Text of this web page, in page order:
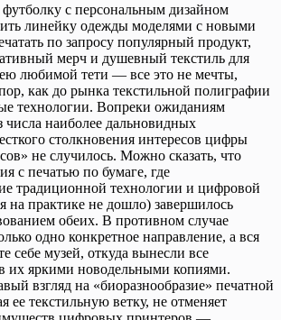
с персональным дизайном
линейку одежды моделями с новыми
по запросу популярный продукт,
мерч и душевный текстиль для
любимой тети — все это не мечты,
как до рынка текстильной полиграфии
технологии. Вопреки ожиданиям
числа наиболее дальновидных
столкновения интересов цифры
не случилось. Можно сказать, что
с печатью по бумаге, где
традиционной технологии и цифровой
на практике не дошло) завершилось
обеих. В противном случае
одно конкретное направление, а вся
себе музей, откуда вынесли все
их яркими новодельными копиями.
взгляд на «биоразнообразие» печатной
ее текстильную ветку, не отменяет